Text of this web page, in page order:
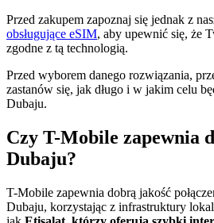
Przed zakupem zapoznaj się jednak z
obsługujące eSIM, aby upewnić się, że
zgodne z tą technologią.
Przed wyborem danego rozwiązania,
zastanów się, jak długo i w jakim celu
Dubaju.
Czy T-Mobile zapewnia
Dubaju?
T-Mobile zapewnia dobrą jakość
Dubaju, korzystając z infrastruktury